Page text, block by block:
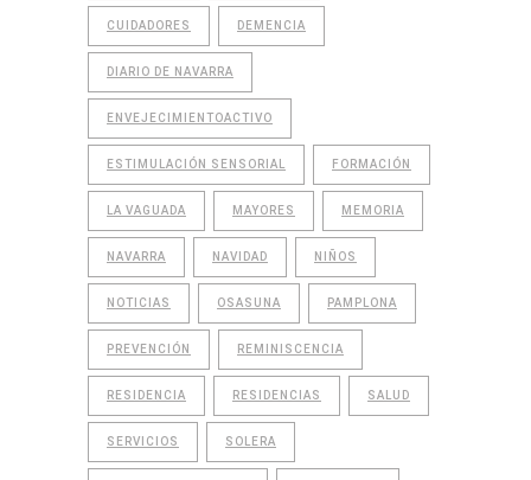
CUIDADORES DEMENCIA
DIARIO DE NAVARRA
ENVEJECIMIENTOACTIVO
ESTIMULACIÓN SENSORIAL FORMACIÓN
LA VAGUADA MAYORES MEMORIA
NAVARRA NAVIDAD NIÑOS
NOTICIAS OSASUNA PAMPLONA
PREVENCIÓN REMINISCENCIA
RESIDENCIA RESIDENCIAS SALUD
SERVICIOS SOLERA